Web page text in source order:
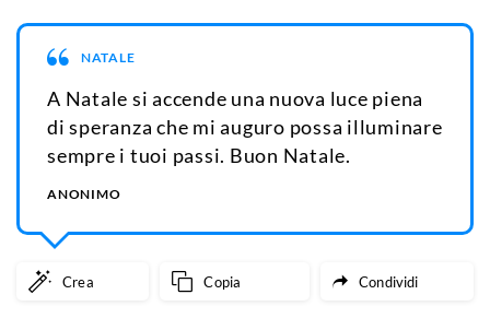
NATALE
A Natale si accende una nuova luce piena
di speranza che mi auguro possa illuminare
sempre i tuoi passi. Buon Natale.
ANONIMO
Crea Copia Condividi